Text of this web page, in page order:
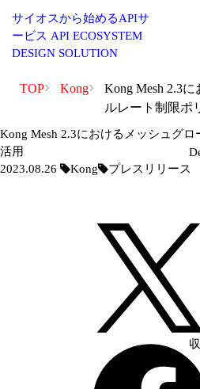
サイオスから始めるAPIサ
ービス API ECOSYSTEM
DESIGN SOLUTION
TOP Kong
Kong Mesh 2.3
ルレート制限ポ
Kong Mesh 2.3におけるメッシュグ
活用
2023.08.26
Kong プレスリリース